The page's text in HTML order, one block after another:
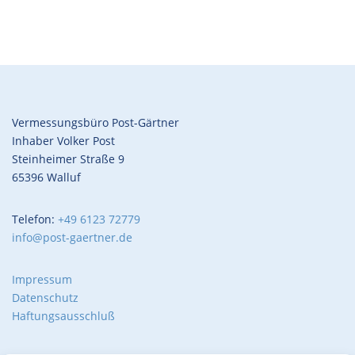
Vermessungsbüro Post-Gärtner
Inhaber Volker Post
Steinheimer Straße 9
65396 Walluf
Telefon: +49 6123 72779
info@post-gaertner.de
Impressum
Datenschutz
Haftungsausschluß